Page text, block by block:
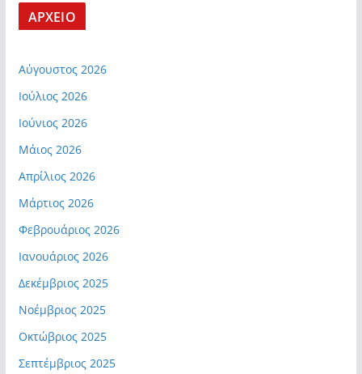
ΑΡΧΕΙΟ
Αύγουστος 2026
Ιούλιος 2026
Ιούνιος 2026
Μάιος 2026
Απρίλιος 2026
Μάρτιος 2026
Φεβρουάριος 2026
Ιανουάριος 2026
Δεκέμβριος 2025
Νοέμβριος 2025
Οκτώβριος 2025
Σεπτέμβριος 2025